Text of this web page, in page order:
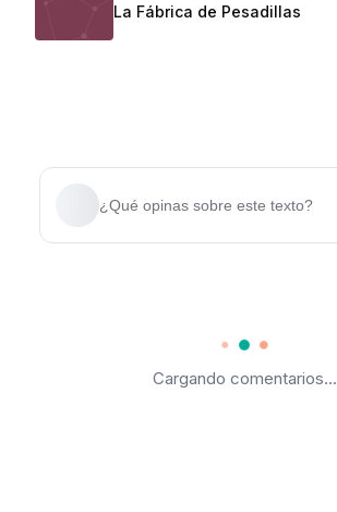
La Fábrica de Pesadillas
¿Qué opinas sobre este texto?
Cargando comentarios...